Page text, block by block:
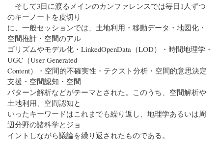
そして3日に渡るメインのカンファレンスでは毎日1人ずつ
のキーノートを皮切り
に、一般セッションでは、土地利用・移動データ・地図化・
空間推計・空間のアル
ゴリズムやモデル化・LinkedOpenData（LOD）・時間地理学・
UGC（User-Generated
Content）・空間的不確実性・テクスト分析・空間的意思決定
支援・空間認知・空間
パターン解析などがテーマとされた。このうち、空間解析や
土地利用、空間認知と
いったキーワードはこれまでも繰り返し、地理学あるいは周
辺分野の諸科学とジョ
イントしながら議論を繰り返されたものである。